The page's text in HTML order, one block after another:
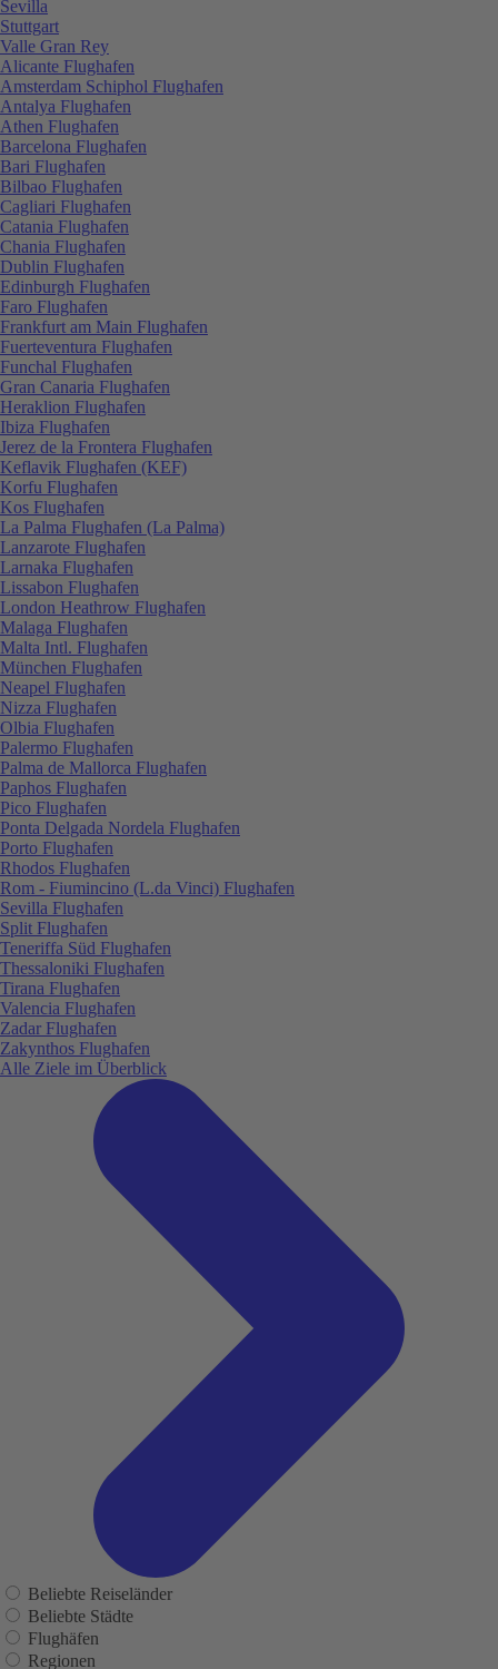
Sevilla
Stuttgart
Valle Gran Rey
Alicante Flughafen
Amsterdam Schiphol Flughafen
Antalya Flughafen
Athen Flughafen
Barcelona Flughafen
Bari Flughafen
Bilbao Flughafen
Cagliari Flughafen
Catania Flughafen
Chania Flughafen
Dublin Flughafen
Edinburgh Flughafen
Faro Flughafen
Frankfurt am Main Flughafen
Fuerteventura Flughafen
Funchal Flughafen
Gran Canaria Flughafen
Heraklion Flughafen
Ibiza Flughafen
Jerez de la Frontera Flughafen
Keflavik Flughafen (KEF)
Korfu Flughafen
Kos Flughafen
La Palma Flughafen (La Palma)
Lanzarote Flughafen
Larnaka Flughafen
Lissabon Flughafen
London Heathrow Flughafen
Malaga Flughafen
Malta Intl. Flughafen
München Flughafen
Neapel Flughafen
Nizza Flughafen
Olbia Flughafen
Palermo Flughafen
Palma de Mallorca Flughafen
Paphos Flughafen
Pico Flughafen
Ponta Delgada Nordela Flughafen
Porto Flughafen
Rhodos Flughafen
Rom - Fiumincino (L.da Vinci) Flughafen
Sevilla Flughafen
Split Flughafen
Teneriffa Süd Flughafen
Thessaloniki Flughafen
Tirana Flughafen
Valencia Flughafen
Zadar Flughafen
Zakynthos Flughafen
Alle Ziele im Überblick
Beliebte Reiseländer
Beliebte Städte
Flughäfen
Regionen